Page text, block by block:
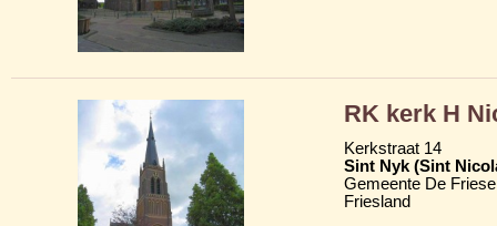
RK kerk H
Kerkstraat 14
Sint Nyk (Sint
Gemeente De
Friesland